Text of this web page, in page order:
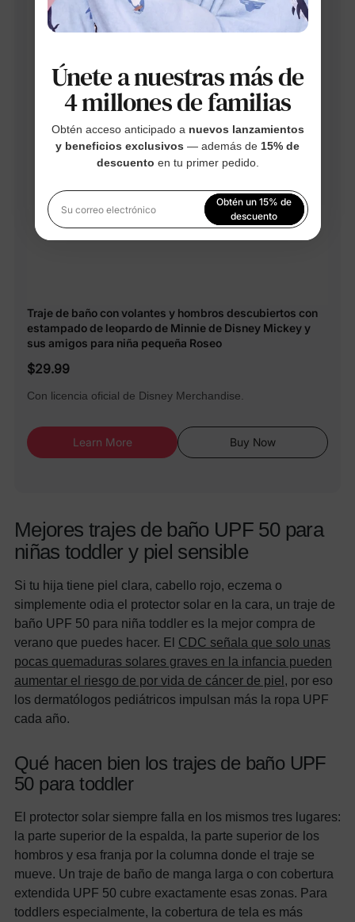
Traje de baño con volantes y hombros descubiertos con
estampado de leopardo de Minnie de Disney Mickey y
sus amigos para niña pequeña Roseo
$29.99
Con licencia oficial de Disney Merchandise.
Learn More Buy Now
Mejores trajes de baño UPF 50 para
niñas toddler y piel sensible
Si tu hija tiene piel clara, cabello rojo, eczema o
simplemente odia el protector solar en la cara, un traje de
baño UPF 50 para niña toddler es la mejor compra de
verano que puedes hacer. El CDC señala que solo unas
pocas quemaduras solares graves en la infancia pueden
aumentar el riesgo de por vida de cáncer de piel, por eso
los dermatólogos pediátricos impulsan más la ropa UPF
cada año.
Qué hacen bien los trajes de baño UPF
50 para toddler
El protector solar siempre falla en los mismos tres lugares:
la parte superior de la espalda, la parte superior de los
hombros y esa franja por la columna donde el traje se
mueve. Un traje de baño de manga larga o con cobertura
extendida UPF 50 cubre exactamente esas zonas. Para
toddlers especialmente, la cobertura de tela es más
Únete a nuestras más de
4 millones de familias
Obtén acceso anticipado a nuevos lanzamientos
y beneficios exclusivos — además de 15% de
descuento en tu primer pedido.
Su correo electrónico
Obtén un 15% de
descuento